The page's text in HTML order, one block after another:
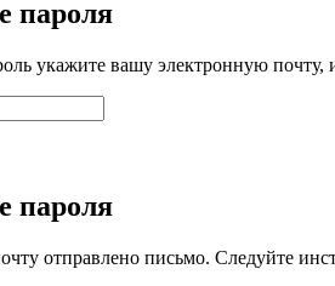
пароля
укажите вашу электронную
пароля
отправлено письмо. Следуйте